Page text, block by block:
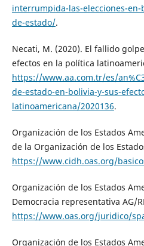
interrumpida-las-elecciones-
de-estado/.
Necati, M. (2020). El fallido
efectos en la política
https://www.aa.com.tr/es/
de-estado-en-bolivia-y-sus-
latinoamericana/2020136.
Organización de los Estados
de la Organización de los
https://www.cidh.oas.org/
Organización de los Estados
Democracia representativa AG/
https://www.oas.org/juridico/
Organización de los Estados